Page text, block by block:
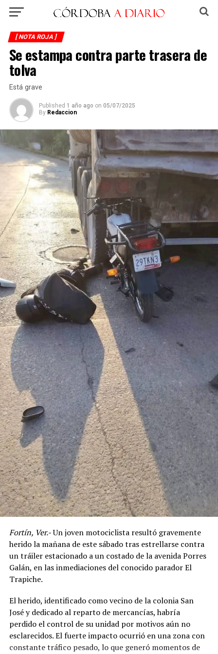
[ NOTA ROJA ]
Se estampa contra parte trasera de
tolva
Está grave
Published 1 año ago on 05/07/2025
By Redaccion
Fortín, Ver.-Un joven motociclista resultó gravemente
herido la mañana de este sábado tras estrellarse contra
un tráiler estacionado a un costado de la avenida Porres
Galán, en las inmediaciones del conocido parador El
Trapiche.
El herido, identificado como vecino de la colonia San
José y dedicado al reparto de mercancías, habría
perdido el control de su unidad por motivos aún no
esclarecidos. El fuerte impacto ocurrió en una zona con
constante tráfico pesado, lo que generó momentos de